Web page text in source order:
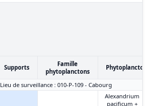
Supports
Famille
phytoplanctons
Phytoplanctons
Lieu de surveillance : 010-P-109 - Cabourg
Alexandrium
pacificum +